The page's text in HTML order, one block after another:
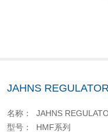
JAHNS
名称： JAHNS
型号： HMF系列